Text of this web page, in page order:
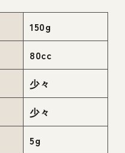
150g
80cc
少々
少々
5g